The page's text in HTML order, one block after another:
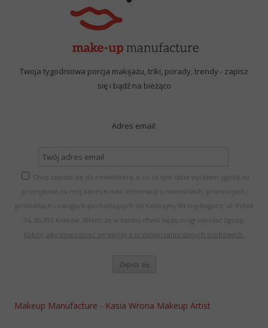
Twoja tygodniowa porcja makijażu, triki, porady, trendy - zapisz
się i bądź na bieżąco
Adres email:
Chcę zapisać się do newslettera, a co za tym idzie wyrażam zgodę na
przesyłanie na mój adres e-mail informacji o nowościach, promocjach,
produktach i usługach pochodzących od Katarzyny Wrony-Bogacz, ul. Piltza
34, 30-392 Kraków. Wiem, że w każdej chwili będę mógł wycofać zgodę.
Kliknij, aby dowiedzieć się więcej o przetwarzaniu danych osobowych.
Makeup Manufacture - Kasia Wrona Makeup Artist